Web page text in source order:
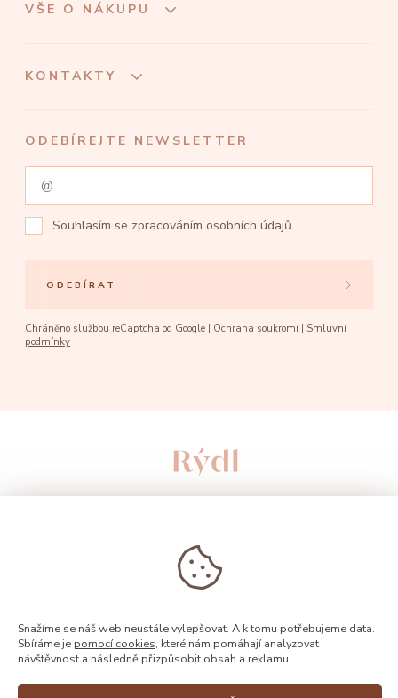
VŠE O NÁKUPU
KONTAKTY
ODEBÍREJTE NEWSLETTER
Souhlasím se zpracováním osobních údajů
ODEBÍRAT
Chráněno službou reCaptcha od Google | Ochrana soukromí
Smluvní
podmínky
© 2026, Rýdl
Snažíme se náš web neustále vylepšovat. A k tomu potřebujeme data.
Sbíráme je pomocí cookies, které nám pomáhají analyzovat
návštěvnost a následně přizpůsobit obsah a reklamu.